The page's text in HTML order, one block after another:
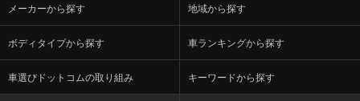
メーカーから探す 地域から探す
ボディタイプから探す 車ランキングから探す
車選びドットコムの取り組み キーワードから探す